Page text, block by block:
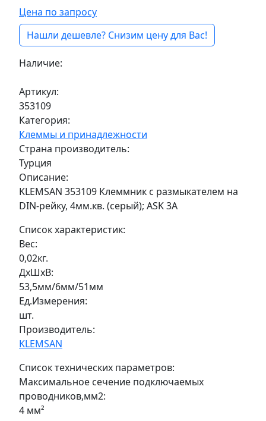
Цена по запросу
Нашли дешевле? Снизим цену для Вас!
Наличие:
Артикул:
353109
Категория:
Клеммы и принадлежности
Страна производитель:
Турция
Описание:
KLEMSAN 353109 Клеммник с размыкателем на
DIN-рейку, 4мм.кв. (серый); ASK 3A
Список характеристик:
Вес:
0,02кг.
ДxШxВ:
53,5мм/6мм/51мм
Ед.Измерения:
шт.
Производитель:
KLEMSAN
Список технических параметров:
Максимальное сечение подключаемых
проводников,мм2:
4 мм²